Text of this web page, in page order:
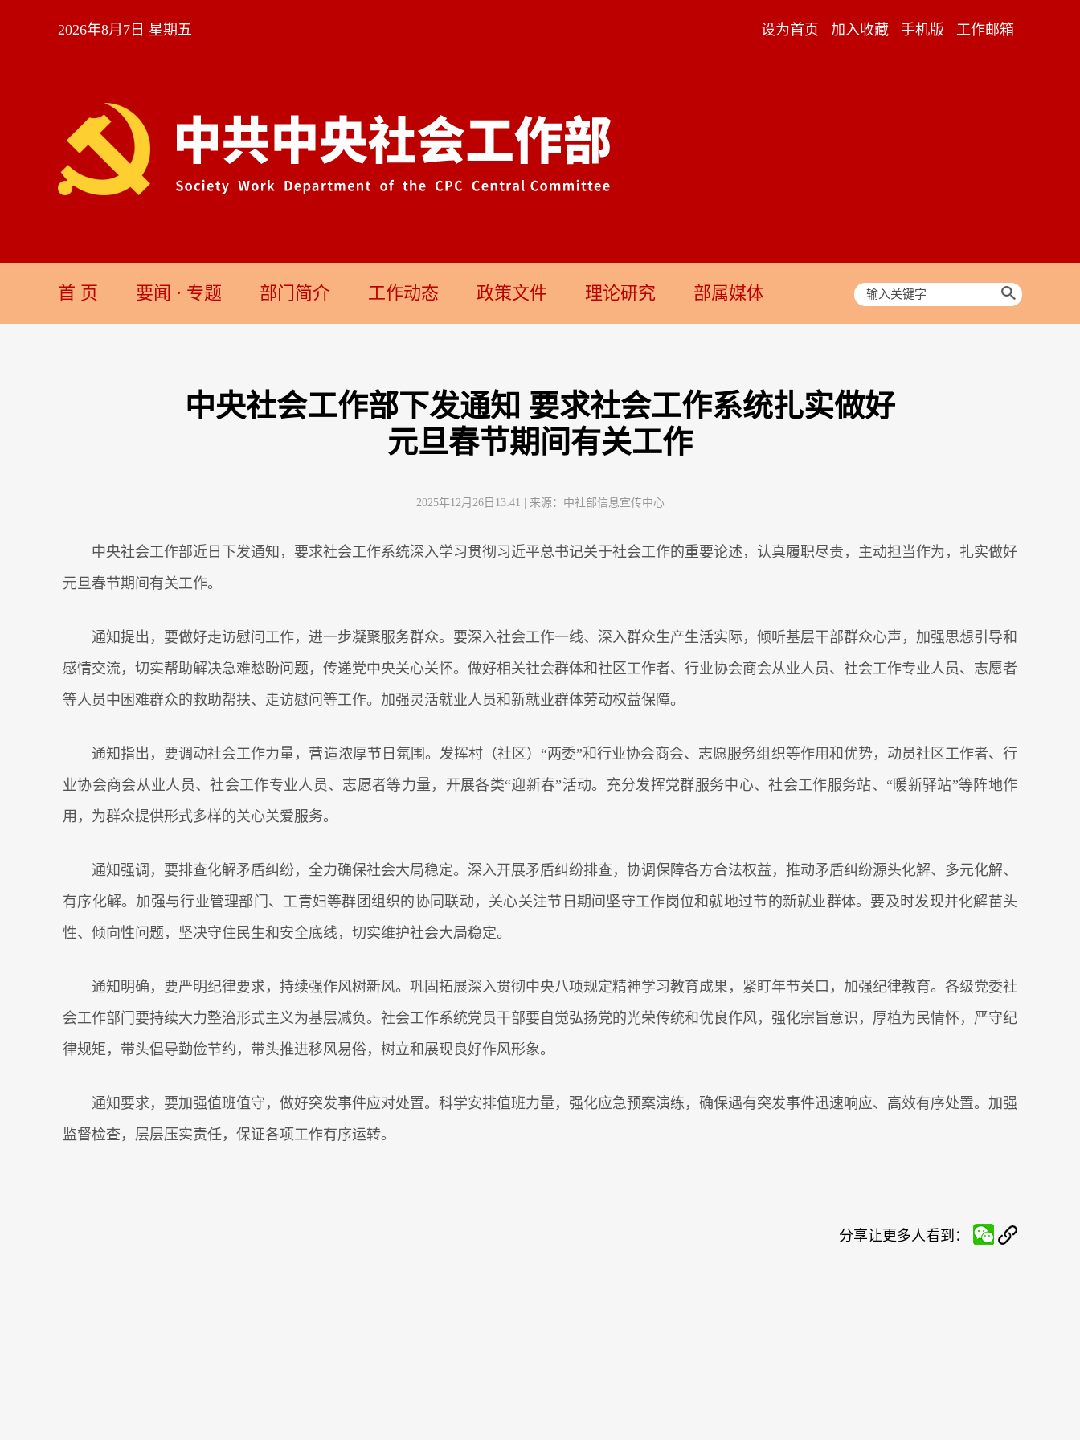
2026年8月7日 星期五 设为首页 加入收藏 手机版 工作邮箱
首 页 要闻 · 专题 部门简介 工作动态 政策文件 理论研究 部属媒体
中央社会工作部下发通知 要求社会工作系统扎实做好
元旦春节期间有关工作
2025年12月26日13:41 | 来源： 中社部信息宣传中心
中央社会工作部近日下发通知，要求社会工作系统深入学习贯彻习近平总书记关于社会工作的重要论述，认真履职尽责，主动担当作为，扎实做好
元旦春节期间有关工作。
通知提出，要做好走访慰问工作，进一步凝聚服务群众。要深入社会工作一线、深入群众生产生活实际，倾听基层干部群众心声，加强思想引导和
感情交流，切实帮助解决急难愁盼问题，传递党中央关心关怀。做好相关社会群体和社区工作者、行业协会商会从业人员、社会工作专业人员、志愿者
等人员中困难群众的救助帮扶、走访慰问等工作。加强灵活就业人员和新就业群体劳动权益保障。
通知指出，要调动社会工作力量，营造浓厚节日氛围。发挥村（社区）“两委”和行业协会商会、志愿服务组织等作用和优势，动员社区工作者、行
业协会商会从业人员、社会工作专业人员、志愿者等力量，开展各类“迎新春”活动。充分发挥党群服务中心、社会工作服务站、“暖新驿站”等阵地作
用，为群众提供形式多样的关心关爱服务。
通知强调，要排查化解矛盾纠纷，全力确保社会大局稳定。深入开展矛盾纠纷排查，协调保障各方合法权益，推动矛盾纠纷源头化解、多元化解、
有序化解。加强与行业管理部门、工青妇等群团组织的协同联动，关心关注节日期间坚守工作岗位和就地过节的新就业群体。要及时发现并化解苗头
性、倾向性问题，坚决守住民生和安全底线，切实维护社会大局稳定。
通知明确，要严明纪律要求，持续强作风树新风。巩固拓展深入贯彻中央八项规定精神学习教育成果，紧盯年节关口，加强纪律教育。各级党委社
会工作部门要持续大力整治形式主义为基层减负。社会工作系统党员干部要自觉弘扬党的光荣传统和优良作风，强化宗旨意识，厚植为民情怀，严守纪
律规矩，带头倡导勤俭节约，带头推进移风易俗，树立和展现良好作风形象。
通知要求，要加强值班值守，做好突发事件应对处置。科学安排值班力量，强化应急预案演练，确保遇有突发事件迅速响应、高效有序处置。加强
监督检查，层层压实责任，保证各项工作有序运转。
分享让更多人看到：